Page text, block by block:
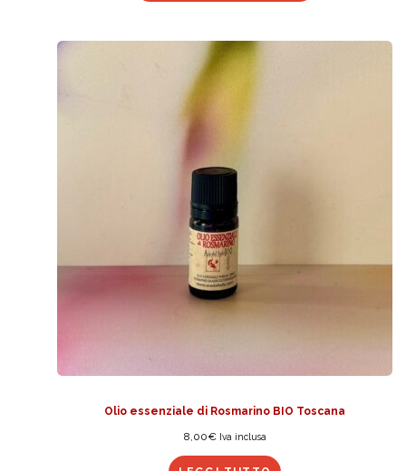
Olio essenziale di Rosmarino BIO Toscana
8,00€ Iva inclusa